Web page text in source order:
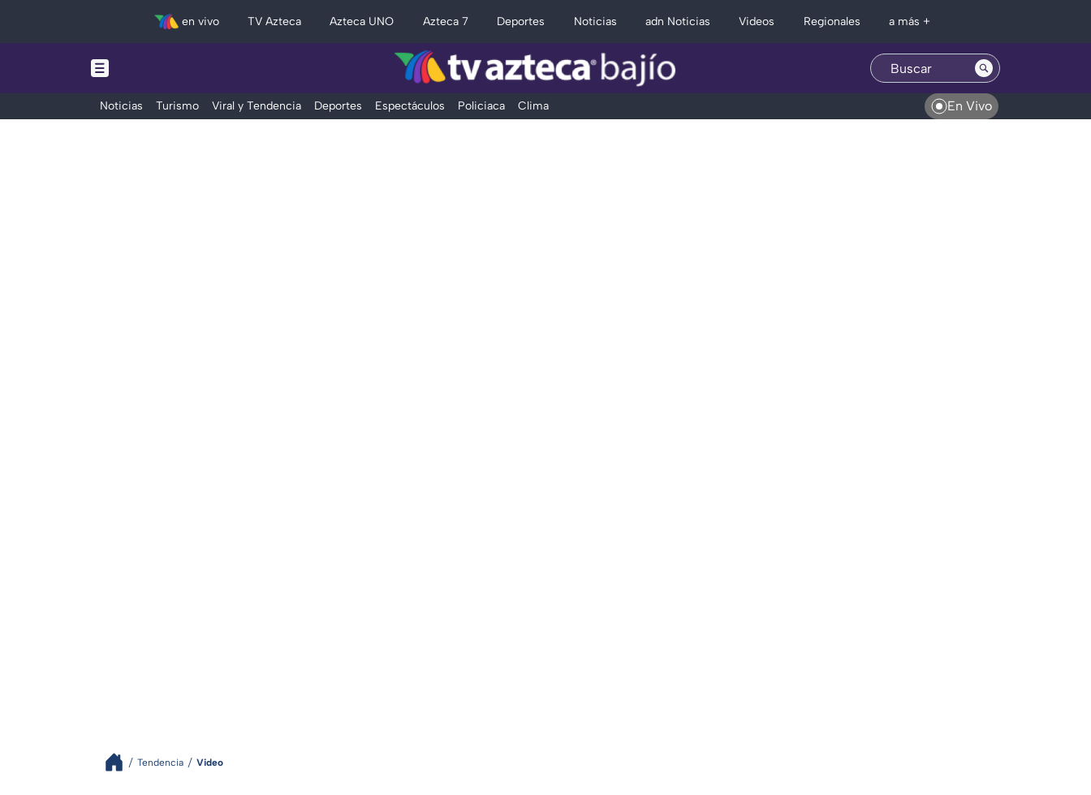
en vivo TV Azteca Azteca UNO Azteca 7 Deportes Noticias adn Noticias Videos Regionales a más +
Noticias Turismo Viral y Tendencia Deportes Espectáculos Policiaca Clima En Vivo
Tendencia Video